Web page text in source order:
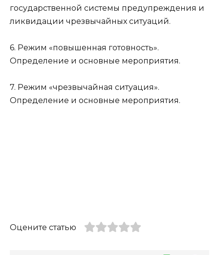
государственной системы предупреждения и
ликвидации чрезвычайных ситуаций.
6. Режим «повышенная готовность».
Определение и основные мероприятия.
7. Режим «чрезвычайная ситуация».
Определение и основные мероприятия.
Оцените статью